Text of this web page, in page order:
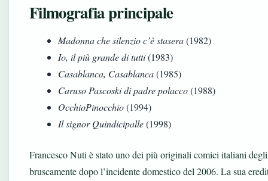
Filmografia principale
Madonna che silenzio c’è stasera(1982)
Io, il più grande di tutti(1983)
Casablanca, Casablanca(1985)
Caruso Pascoski di padre polacco(1988)
OcchioPinocchio(1994)
Il signor Quindicipalle(1998)
Francesco Nuti è stato uno dei più originali comici italiani
bruscamente dopo l’incidente domestico del 2006. La sua